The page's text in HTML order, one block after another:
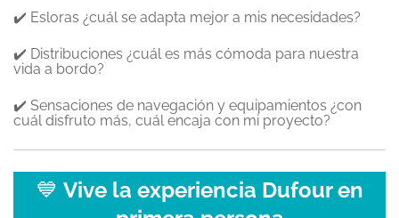
✔️ Esloras ¿cuál se adapta mejor a mis necesidades?
✔️ Distribuciones ¿cuál es más cómoda para nuestra
vida a bordo?
✔️ Sensaciones de navegación y equipamientos ¿con
cuál disfruto más, cuál encaja con mi proyecto?
💙 Vive la experiencia Dufour en